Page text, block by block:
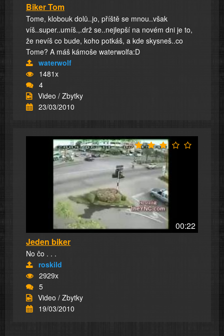
Biker Tom
Tome, klobouk dolů..jo, příště se mnou..však
víš..super..umíš.,.drž se..nejlepší na novém dni je to,
že nevíš co bude, koho potkáš, a kde skysneš..co
Tome? A máš kámoše waterwolfa:D
waterwolf
1481x
4
Video / Zbytky
23/03/2010
00:22
Jeden biker
No čo . . .
roskild
2929x
5
Video / Zbytky
19/03/2010